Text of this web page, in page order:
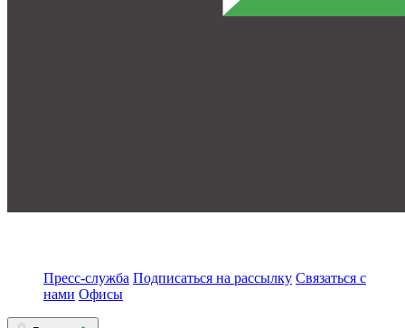
Пресс-служба Подписаться на рассылку Связаться с
нами Офисы